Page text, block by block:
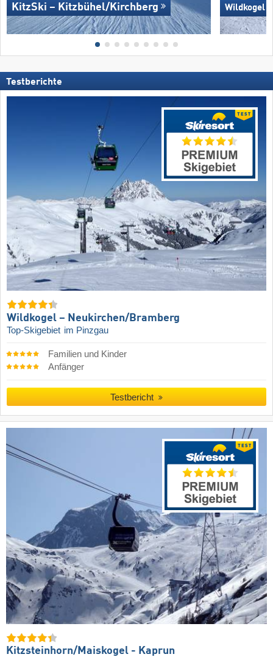
KitzSki – Kitzbühel/​Kirchberg Wildkogel
Testberichte
Wildkogel – Neukirchen/​Bramberg
Top-Skigebiet im Pinzgau
Familien und Kinder
Anfänger
Testbericht
Kitzsteinhorn/​Maiskogel - Kaprun